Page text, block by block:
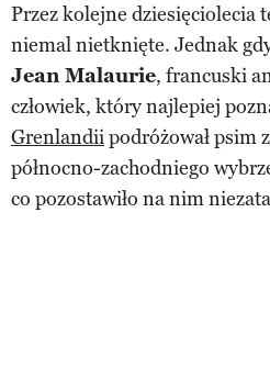
Przez kolejne dziesięciolecia
niemal nietknięte. Jednak
Jean Malaurie, francuski
człowiek, który najlepiej
Grenlandiipodróżował psim
północno-zachodniego
co pozostawiło na nim